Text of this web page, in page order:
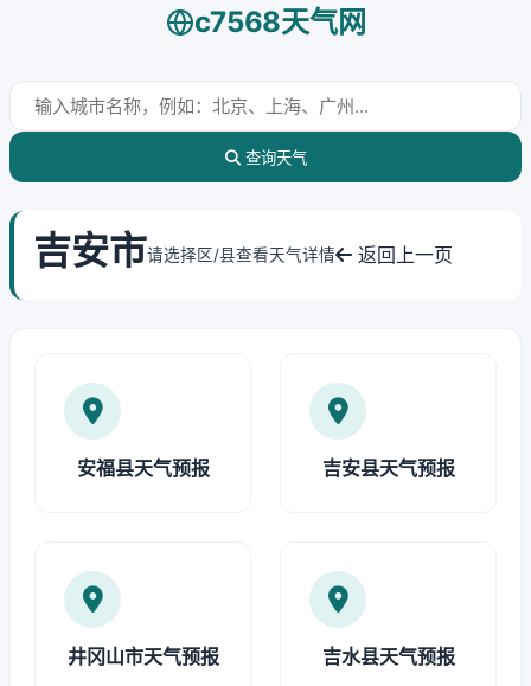
c7568天气网
查询天气
吉安市请选择区/县查看天气详情 返回上一页
安福县天气预报 吉安县天气预报
井冈山市天气预报 吉水县天气预报